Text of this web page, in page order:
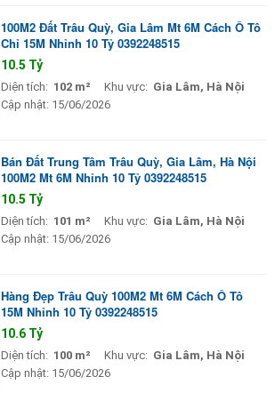
100M2 Đất Trâu Quỳ, Gia Lâm Mt 6M Cách Ô Tô
Chỉ 15M Nhỉnh 10 Tỷ 0392248515
10.5 Tỷ
Diện tích: 102 m² Khu vực: Gia Lâm, Hà Nội
Cập nhật: 15/06/2026
Bán Đất Trung Tâm Trâu Quỳ, Gia Lâm, Hà Nội
100M2 Mt 6M Nhỉnh 10 Tỷ 0392248515
10.5 Tỷ
Diện tích: 101 m² Khu vực: Gia Lâm, Hà Nội
Cập nhật: 15/06/2026
Hàng Đẹp Trâu Quỳ 100M2 Mt 6M Cách Ô Tô
15M Nhỉnh 10 Tỷ 0392248515
10.6 Tỷ
Diện tích: 100 m² Khu vực: Gia Lâm, Hà Nội
Cập nhật: 15/06/2026